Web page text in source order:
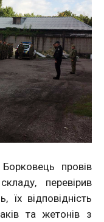
провів
перевірив
їх відповідність
та жетонів з